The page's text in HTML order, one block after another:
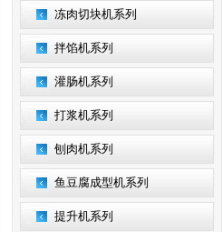
冻肉切块机系列
拌馅机系列
灌肠机系列
打浆机系列
刨肉机系列
鱼豆腐成型机系列
提升机系列